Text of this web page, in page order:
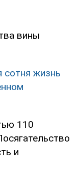
вины
сотня жизнь
110
и